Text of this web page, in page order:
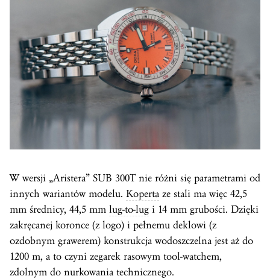
W wersji „Aristera” SUB 300T nie różni się parametrami od
innych wariantów modelu. Koperta ze stali ma więc 42,5
mm średnicy, 44,5 mm lug-to-lug i 14 mm grubości. Dzięki
zakręcanej koronce (z logo) i pełnemu deklowi (z
ozdobnym grawerem) konstrukcja wodoszczelna jest aż do
1200 m, a to czyni zegarek rasowym tool-watchem,
zdolnym do nurkowania technicznego.